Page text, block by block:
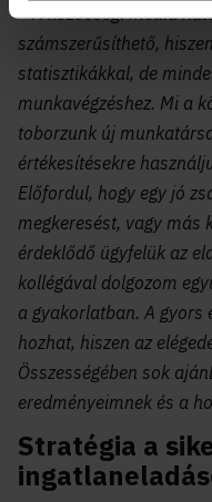
– A közösségi média
számszerűsíthető,
statisztikákkal, de
munkavégzéshez. Mi a
toborzunk új
értékesítésekre
Előfordul, hogy egy jó
megkeresést, vagy más
érdeklődő ügyfelük az
kollégával dolgozom
a gyakorlatban. A gyors
hozhat, hiszen az
Összességében sok
eredményeimnek és a
Stratégia a